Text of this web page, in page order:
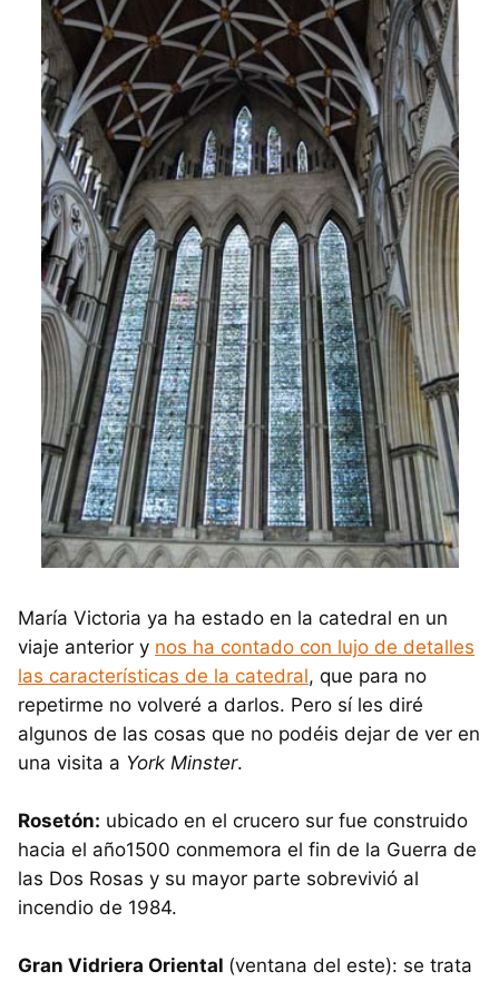
María Victoria ya ha estado en la catedral en un
viaje anterior y nos ha contado con lujo de detalles
las características de la catedral, que para no
repetirme no volveré a darlos. Pero sí les diré
algunos de las cosas que no podéis dejar de ver en
una visita a York Minster.
Rosetón: ubicado en el crucero sur fue construido
hacia el año1500 conmemora el fin de la Guerra de
las Dos Rosas y su mayor parte sobrevivió al
incendio de 1984.
Gran Vidriera Oriental (ventana del este): se trata